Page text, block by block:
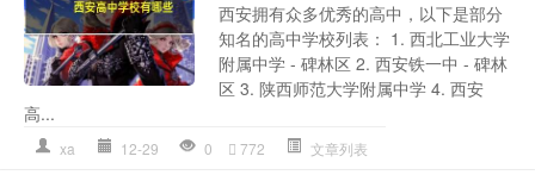
西安拥有众多优秀的高中，以下是部分
知名的高中学校列表： 1. 西北工业大学
附属中学 - 碑林区 2. 西安铁一中 - 碑林
区 3. 陕西师范大学附属中学 4. 西安
高...
xa 12-29 0 772 文章列表